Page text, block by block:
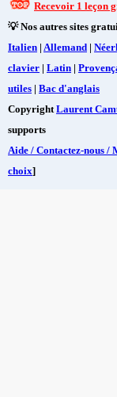
Recevoir 1 leçon
💡 Nos autres sites
Italien | Allemand |
clavier | Latin |
utiles | Bac d'anglais
Copyright Laurent
supports
Aide / Contactez-nous /
choix]